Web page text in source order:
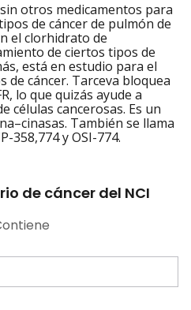
otros medicamentos para
de cáncer de pulmón de
el clorhidrato de
de ciertos tipos de
está en estudio para el
cáncer. Tarceva bloquea
lo que quizás ayude a
células cancerosas. Es un
También se llama
358,774 y OSI-774.
de cáncer del NCI